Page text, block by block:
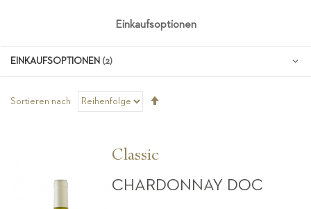
Sortieren nach
Classic
CHARDONNAY DOC
Einkaufsoptionen
EINKAUFSOPTIONEN